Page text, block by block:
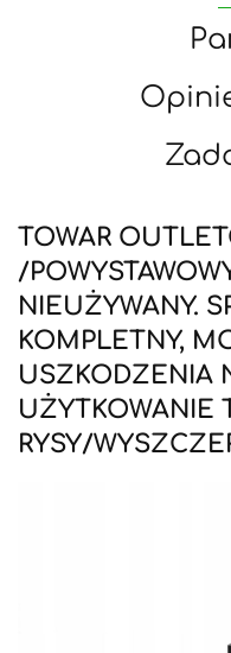
TOWAR
/
NIEUŻYWANY.
KOMPLETNY,
USZKODZENIA
UŻYTKOWANIE
RYSY/